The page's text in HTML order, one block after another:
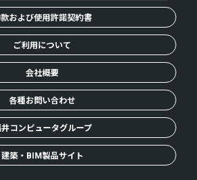
および使用許諾契約書
ご利用について
会社概要
各種お問い合わせ
コンピュータグループ
建築・BIM製品サイト